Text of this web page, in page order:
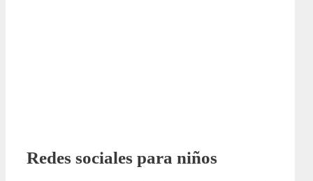
Redes sociales para niños